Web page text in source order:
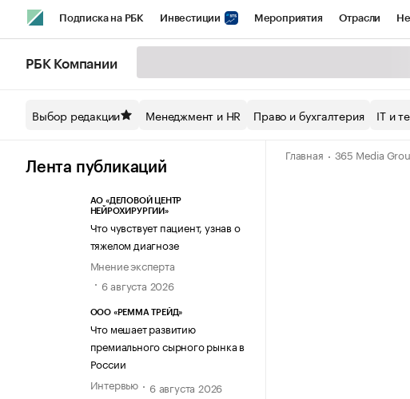
Подписка на РБК Инвестиции Мероприятия Отрасли
Спецпроекты СПб Конференции СПб Спецпроекты
Технологии и медиа Рынок наличной валюты
РБК Компании
Выбор редакции Менеджмент и HR Право и бухгалтерия IT и
Лента публикаций
АО «ДЕЛОВОЙ ЦЕНТР
НЕЙРОХИРУРГИИ»
Что чувствует пациент, узнав о
тяжелом диагнозе
Мнение эксперта
6 августа 2026
ООО «РЕММА ТРЕЙД»
Что мешает развитию
премиального сырного рынка в
России
Интервью
6 августа 2026
Главная 365 Media